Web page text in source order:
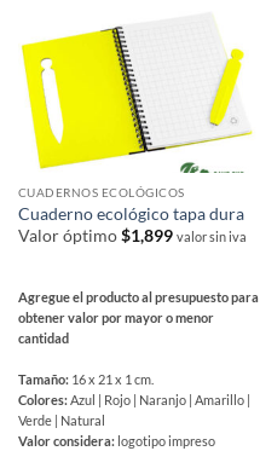
CUADERNOS ECOLÓGICOS
Cuaderno ecológico tapa dura
Valor óptimo$1,899 valor sin iva
Agregue el producto al presupuesto para
obtener valor por mayor o menor
cantidad
Tamaño: 16 x 21 x 1 cm.
Colores:Azul | Rojo | Naranjo | Amarillo |
Verde | Natural
Valor considera: logotipo impreso